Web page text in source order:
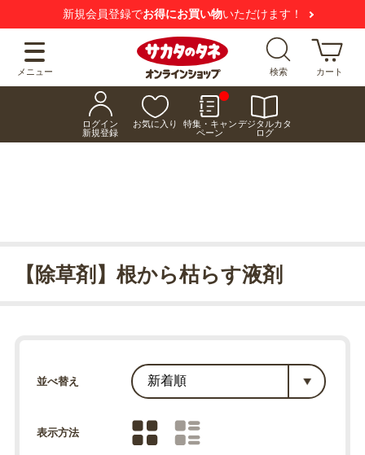
新規会員登録でお得にお買い物いただけます！
メニュー 検索 カート
ログイン
新規登録
お気に入り
特集・キャン
ペーン
デジタルカタ
ログ
【除草剤】根から枯らす液剤
並べ替え
表示方法